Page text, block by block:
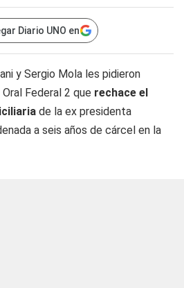
Diario UNO en
y Sergio Mola les pidieron
Federal 2 que rechace el
de la ex presidenta
a seis años de cárcel en la